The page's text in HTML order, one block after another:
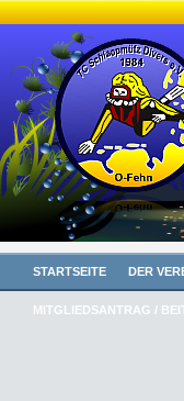
STARTSEITE DER
MITGLIEDSANTRAG /